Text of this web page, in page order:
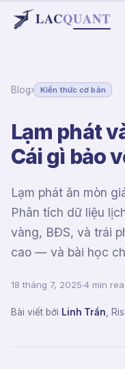
LACQUANT
Blog› Kiến thức cơ bản
Lạm phát
Cái gì bảo
Lạm phát ăn mòn
Phân tích dữ liệu
vàng, BĐS, và trái
cao — và bài học
18 tháng 7, 2025·4 min
Bài viết bởi Linh Trần